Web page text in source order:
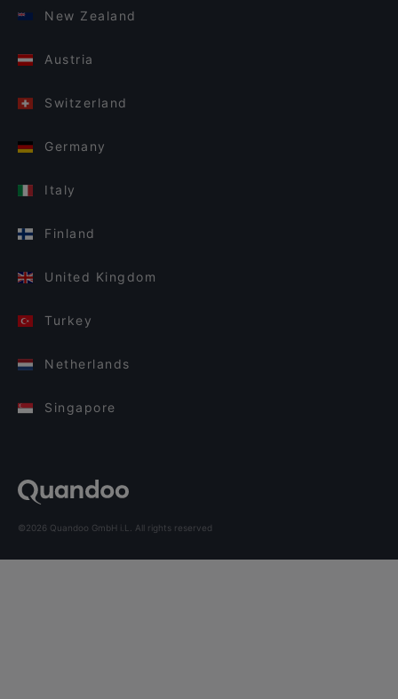
New Zealand
Austria
Switzerland
Germany
Italy
Finland
United Kingdom
Turkey
Netherlands
Singapore
©2026 Quandoo GmbH i.L. All rights reserved